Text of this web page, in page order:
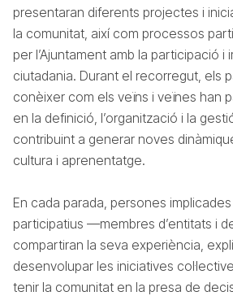
presentaran diferents projectes i
la comunitat, així com processos
per l’Ajuntament amb la participació i
ciutadania. Durant el recorregut, els
conèixer com els veïns i veïnes han
en la definició, l’organització i la
contribuint a generar noves
cultura i aprenentatge.
En cada parada, persones
participatius —membres d’entitats i
compartiran la seva experiència,
desenvolupar les iniciatives
tenir la comunitat en la presa de